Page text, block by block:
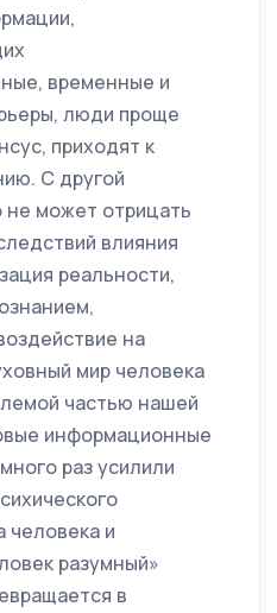
временные и
люди проще
приходят к
С другой
не может отрицать
влияния
реальности,
на
мир человека
частью нашей
информационные
раз усилили
человека и
разумный»
в